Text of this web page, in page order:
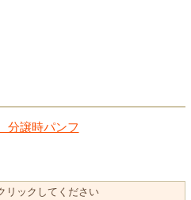
分譲時パンフ
リックしてください